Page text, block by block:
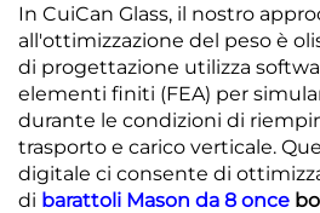
In CuiCan Glass, il nostro
all'ottimizzazione del peso è
di progettazione utilizza
elementi finiti (FEA) per
durante le condizioni di
trasporto e carico verticale.
digitale ci consente di
di barattoli Mason da 8 once